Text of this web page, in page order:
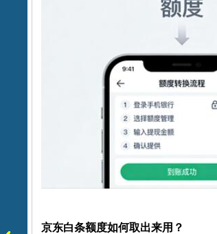
京东白条额度如何取出来用？